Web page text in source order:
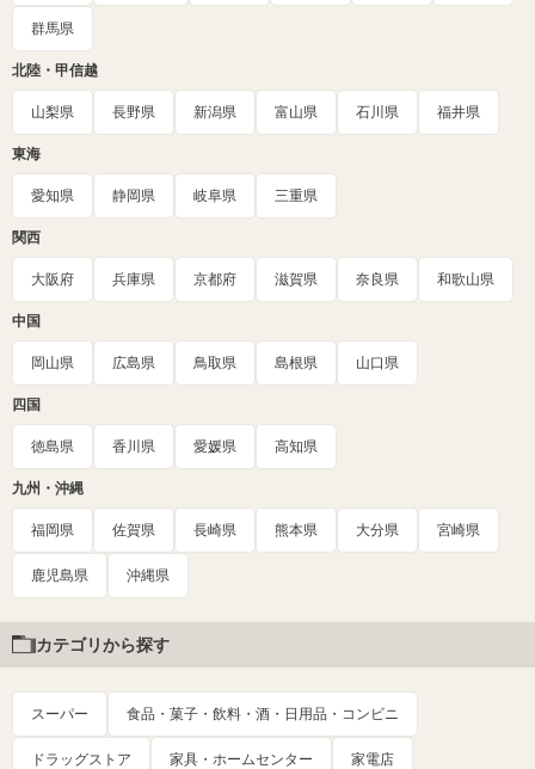
群馬県
北陸・甲信越
山梨県 長野県 新潟県 富山県 石川県 福井県
東海
愛知県 静岡県 岐阜県 三重県
関西
大阪府 兵庫県 京都府 滋賀県 奈良県 和歌山県
中国
岡山県 広島県 鳥取県 島根県 山口県
四国
徳島県 香川県 愛媛県 高知県
九州・沖縄
福岡県 佐賀県 長崎県 熊本県 大分県 宮崎県
鹿児島県 沖縄県
カテゴリから探す
スーパー 食品・菓子・飲料・酒・日用品・コンビニ
ドラッグストア 家具・ホームセンター 家電店